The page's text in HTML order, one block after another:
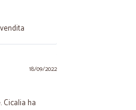
18/09/2022
Cicalia ha